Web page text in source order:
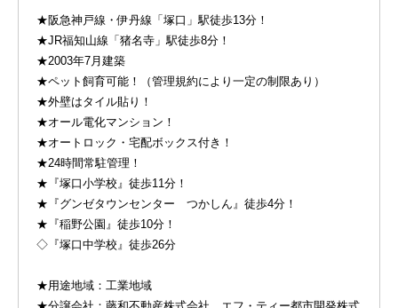
★阪急神戸線・伊丹線「塚口」駅徒歩13分！
★JR福知山線「猪名寺」駅徒歩8分！
★2003年7月建築
★ペット飼育可能！（管理規約により一定の制限あり）
★外壁はタイル貼り！
★オール電化マンション！
★オートロック・宅配ボックス付き！
★24時間常駐管理！
★『塚口小学校』徒歩11分！
★『グンゼタウンセンター つかしん』徒歩4分！
★『稲野公園』徒歩10分！
◇『塚口中学校』徒歩26分
★用途地域：工業地域